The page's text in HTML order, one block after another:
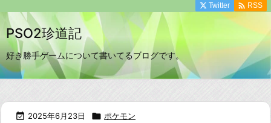
PSO2珍道記
好き勝手ゲームについて書いてるブログです。
Twitter  RSS
 2025年6月23日  ポケモン